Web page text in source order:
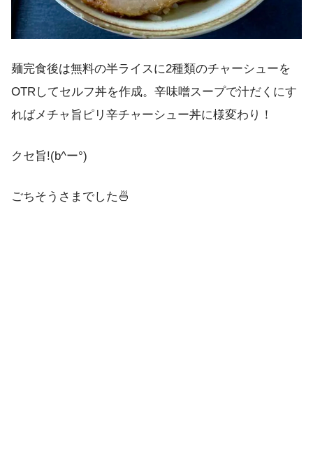
麺完食後は無料の半ライスに2種類のチャーシューを
OTRしてセルフ丼を作成。辛味噌スープで汁だくにす
ればメチャ旨ピリ辛チャーシュー丼に様変わり！
クセ旨!(b^ー°)
ごちそうさまでした🍜